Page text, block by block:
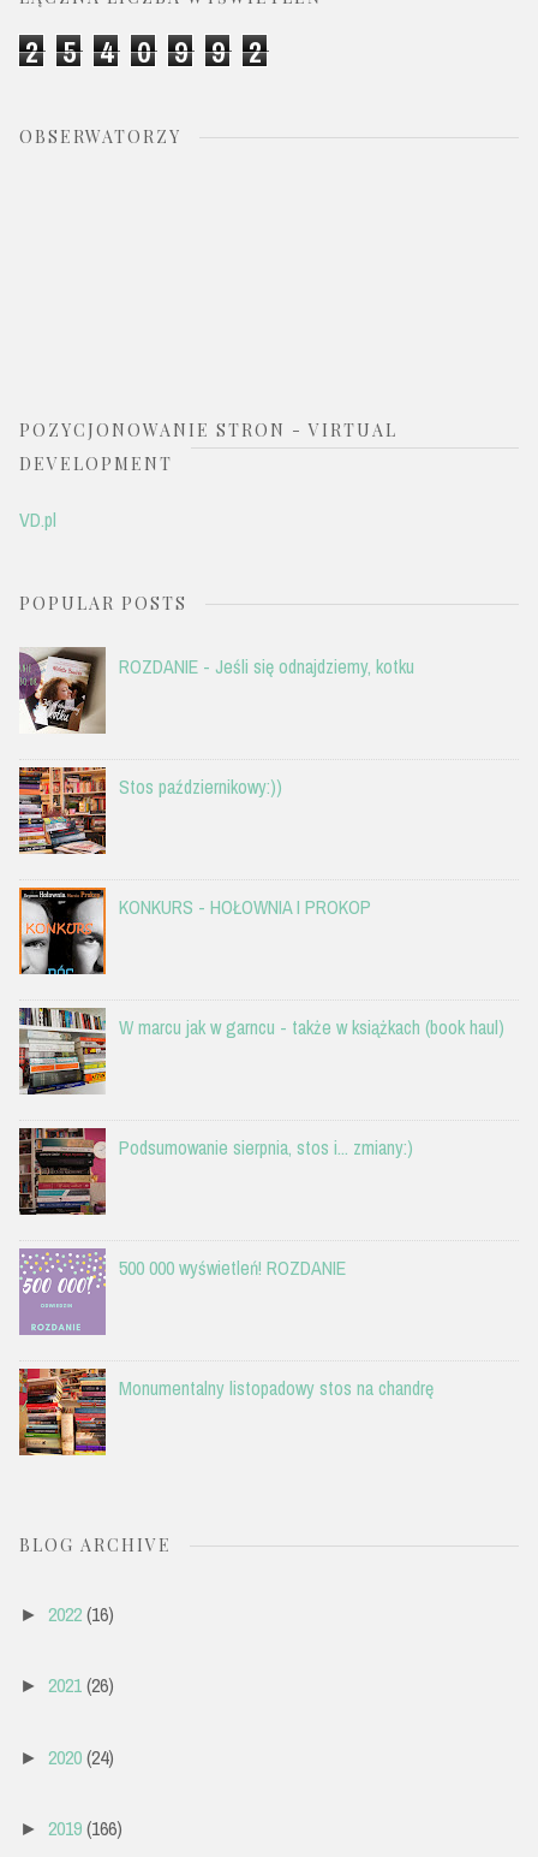
2 5 4 0 9 9 2
OBSERWATORZY
POZYCJONOWANIE STRON - VIRTUAL
DEVELOPMENT
VD.pl
POPULAR POSTS
ROZDANIE - Jeśli się odnajdziemy, kotku
Stos październikowy:))
KONKURS - HOŁOWNIA I PROKOP
W marcu jak w garncu - także w książkach (book haul)
Podsumowanie sierpnia, stos i... zmiany:)
500 000 wyświetleń! ROZDANIE
Monumentalny listopadowy stos na chandrę
BLOG ARCHIVE
► 2022(16)
► 2021(26)
► 2020(24)
► 2019(166)